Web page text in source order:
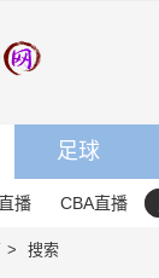
足球
播 CBA直播
搜索